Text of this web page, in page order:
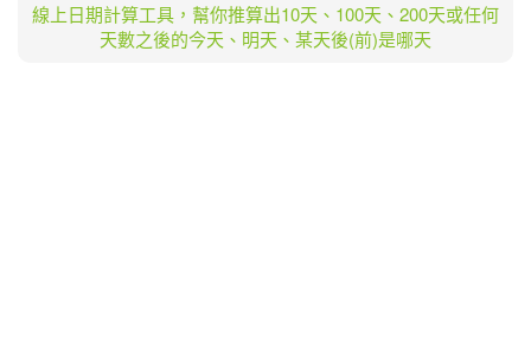
線上日期計算工具，幫你推算出10天、100天、200天或任何
天數之後的今天、明天、某天後(前)是哪天